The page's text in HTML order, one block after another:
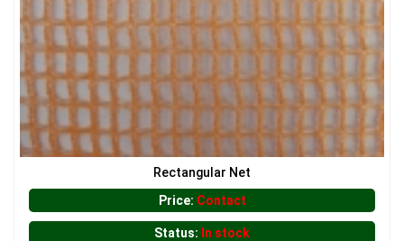
LƯỚI XÂY DỰNG
LƯỚI CHẮN CHIM
Rectangular Net
Price: Contact
Status: In stock